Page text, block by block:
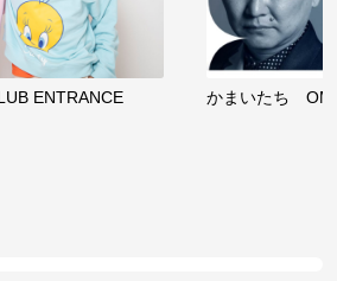
ENTRANCE かまいたち